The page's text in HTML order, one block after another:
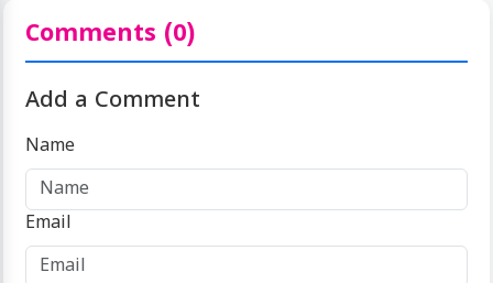
Comments (0)
Add a Comment
Name
Email